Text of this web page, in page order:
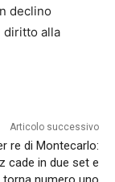
declino
diritto alla
Articolo successivo
re di Montecarlo:
cade in due set e